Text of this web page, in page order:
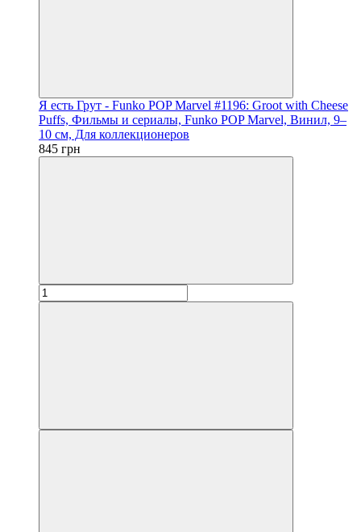
Я есть Грут - Funko POP Marvel #1196: Groot with Cheese
Puffs, Фильмы и сериалы, Funko POP Marvel, Винил, 9–
10 см, Для коллекционеров
845 грн